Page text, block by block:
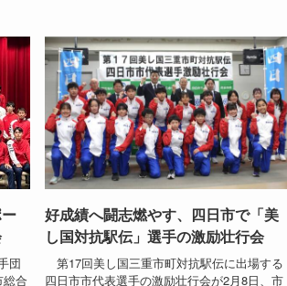
団
総合
好成績へ闘志燃やす、四日市で「美
し国対抗駅伝」選手の激励壮行会
第17回美し国三重市町対抗駅伝に出場する
四日市市代表選手の激励壮行会が2月8日、市